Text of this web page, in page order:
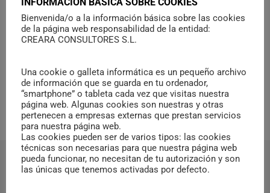
487 toneladas de CO2 en un año, el 57% de
sus emisiones actuales
españoles.]]>
RELATED POSTS
Bienvenida/o a la información básica sobre las cookies
de la página web responsabilidad de la entidad:
CREARA CONSULTORES S.L.
Una cookie o galleta informática es un pequeño archivo
de información que se guarda en tu ordenador,
“smartphone” o tableta cada vez que visitas nuestra
página web. Algunas cookies son nuestras y otras
pertenecen a empresas externas que prestan servicios
para nuestra página web.
Las cookies pueden ser de varios tipos: las cookies
técnicas son necesarias para que nuestra página web
pueda funcionar, no necesitan de tu autorización y son
las únicas que tenemos activadas por defecto.